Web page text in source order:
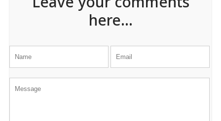
Leave your comments
here...